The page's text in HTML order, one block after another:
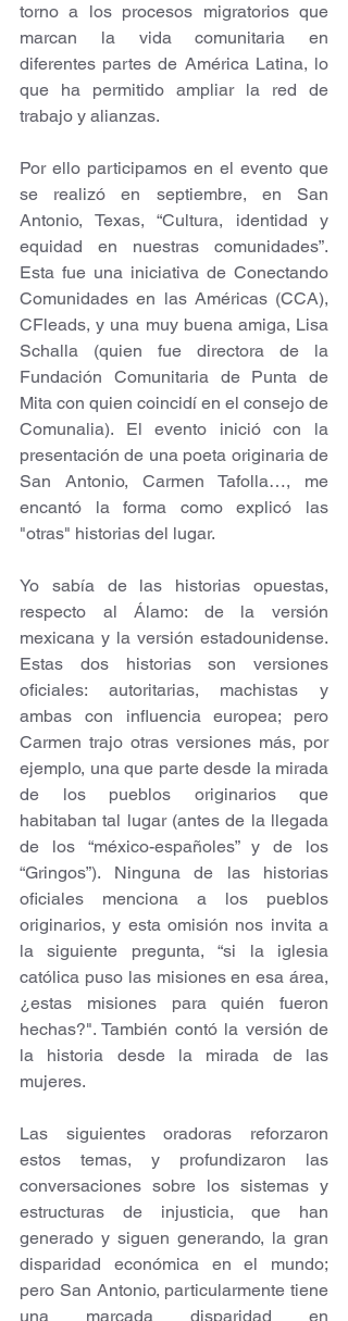
torno a los procesos migratorios que
marcan la vida comunitaria en
diferentes partes de América Latina, lo
que ha permitido ampliar la red de
trabajo y alianzas.
Por ello participamos en el evento que
se realizó en septiembre, en San
Antonio, Texas, “Cultura, identidad y
equidad en nuestras comunidades”.
Esta fue una iniciativa de Conectando
Comunidades en las Américas (CCA),
CFleads, y una muy buena amiga, Lisa
Schalla (quien fue directora de la
Fundación Comunitaria de Punta de
Mita con quien coincidí en el consejo de
Comunalia). El evento inició con la
presentación de una poeta originaria de
San Antonio, Carmen Tafolla…, me
encantó la forma como explicó las
"otras" historias del lugar.
Yo sabía de las historias opuestas,
respecto al Álamo: de la versión
mexicana y la versión estadounidense.
Estas dos historias son versiones
oficiales: autoritarias, machistas y
ambas con influencia europea; pero
Carmen trajo otras versiones más, por
ejemplo, una que parte desde la mirada
de los pueblos originarios que
habitaban tal lugar (antes de la llegada
de los “méxico-españoles” y
de los
“Gringos”). Ninguna de las historias
oficiales menciona a los pueblos
originarios, y esta omisión nos invita a
la siguiente pregunta, “si la iglesia
católica puso las misiones en esa área,
¿estas misiones para quién fueron
hechas?". También contó la versión de
la historia desde la mirada de las
mujeres.
Las siguientes oradoras reforzaron
estos temas, y profundizaron las
conversaciones sobre los sistemas y
estructuras de injusticia, que han
generado y siguen generando, la gran
disparidad económica en el mundo;
pero San Antonio, particularmente tiene
una marcada disparidad en